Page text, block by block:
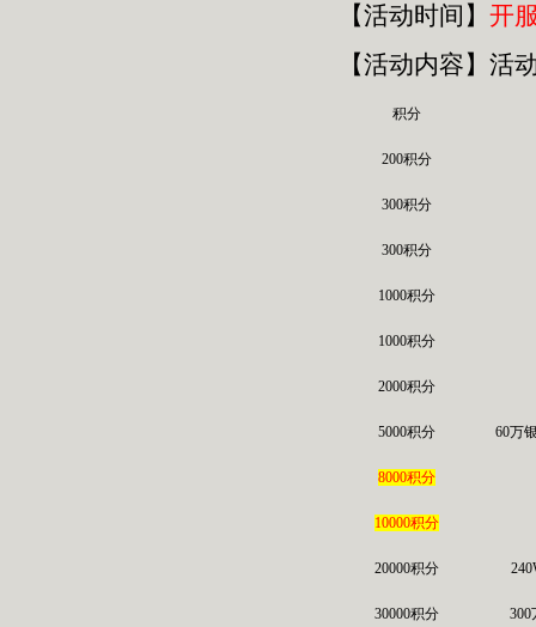
【活动时间】 开
【活动内容】活
积分
200积分
300积分
300积分
1000积分
1000积分
2000积分
5000积分 60万
8000积分
10000积分
20000积分
30000积分